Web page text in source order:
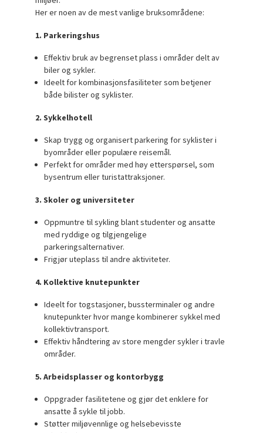
Her er noen av de mest vanlige bruksområdene:
1. Parkeringshus
Effektiv bruk av begrenset plass i områder delt av
biler og sykler.
Ideelt for kombinasjonsfasiliteter som betjener
både bilister og syklister.
2. Sykkelhotell
Skap trygg og organisert parkering for syklister i
byområder eller populære reisemål.
Perfekt for områder med høy etterspørsel, som
bysentrum eller turistattraksjoner.
3. Skoler og universiteter
Oppmuntre til sykling blant studenter og ansatte
med ryddige og tilgjengelige
parkeringsalternativer.
Frigjør uteplass til andre aktiviteter.
4. Kollektive knutepunkter
Ideelt for togstasjoner, bussterminaler og andre
knutepunkter hvor mange kombinerer sykkel med
kollektivtransport.
Effektiv håndtering av store mengder sykler i travle
områder.
5. Arbeidsplasser og kontorbygg
Oppgrader fasilitetene og gjør det enklere for
ansatte å sykle til jobb.
Støtter miljøvennlige og helsebevisste